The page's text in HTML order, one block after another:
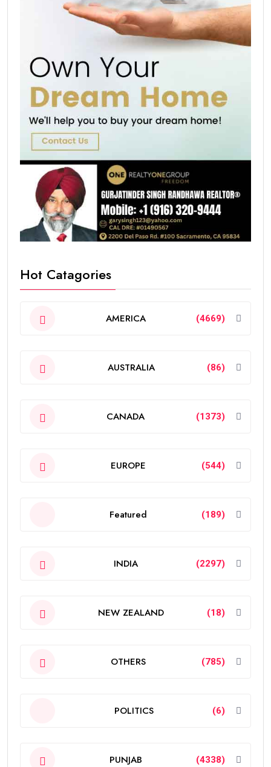
Hot Catagories
AMERICA (4669)
AUSTRALIA (86)
CANADA (1373)
EUROPE (544)
Featured (189)
INDIA (2297)
NEW ZEALAND (18)
OTHERS (785)
POLITICS (6)
PUNJAB (4338)